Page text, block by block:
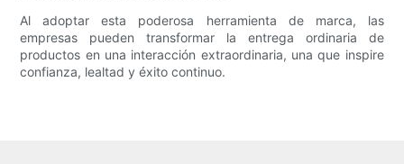
Al adoptar esta poderosa herramienta de marca, las
empresas pueden transformar la entrega ordinaria de
productos en una interacción extraordinaria, una que inspire
confianza, lealtad y éxito continuo.